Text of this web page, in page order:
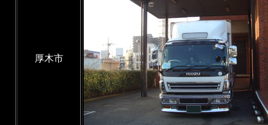
厚木市